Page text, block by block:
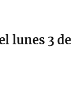
lunes 3 de